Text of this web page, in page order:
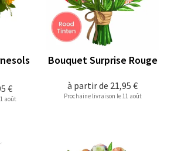
€
août
à partir de 21,95 €
Bouquet Surprise Rouge
Prochaine livraison le 11 août